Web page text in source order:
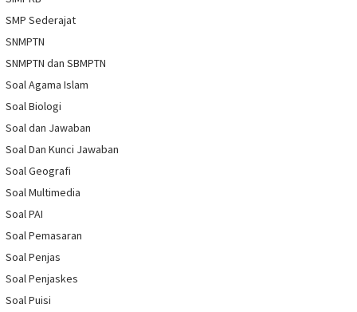
SMP Sederajat
SNMPTN
SNMPTN dan SBMPTN
Soal Agama Islam
Soal Biologi
Soal dan Jawaban
Soal Dan Kunci Jawaban
Soal Geografi
Soal Multimedia
Soal PAI
Soal Pemasaran
Soal Penjas
Soal Penjaskes
Soal Puisi